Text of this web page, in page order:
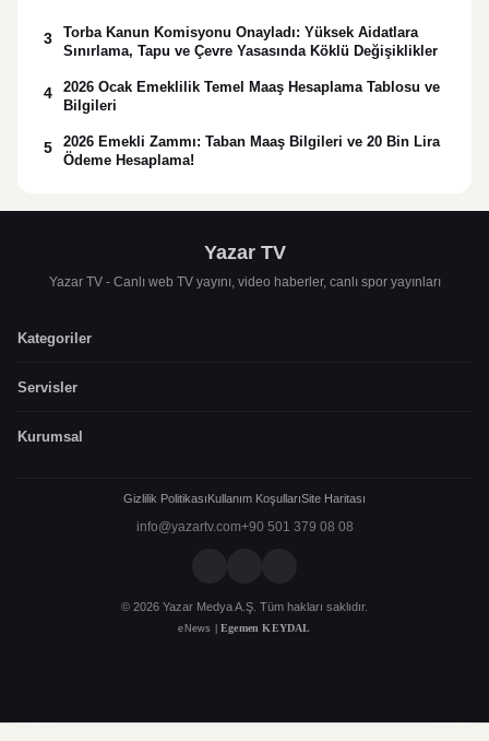
3
Torba Kanun Komisyonu Onayladı: Yüksek Aidatlara
Sınırlama, Tapu ve Çevre Yasasında Köklü Değişiklikler
4
2026 Ocak Emeklilik Temel Maaş Hesaplama Tablosu ve
Bilgileri
5
2026 Emekli Zammı: Taban Maaş Bilgileri ve 20 Bin Lira
Ödeme Hesaplama!
Yazar TV
Yazar TV - Canlı web TV yayını, video haberler, canlı spor yayınları
Kategoriler
Servisler
Kurumsal
Gizlilik PolitikasıKullanım KoşullarıSite Haritası
info@yazartv.com+90 501 379 08 08
© 2026 Yazar Medya A.Ş. Tüm hakları saklıdır.
eNews | Egemen KEYDAL